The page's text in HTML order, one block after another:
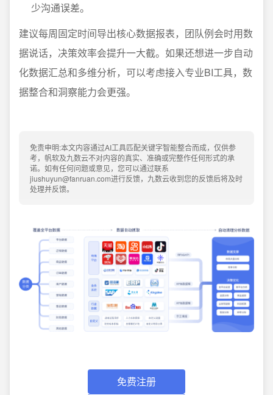
少沟通误差。
建议每周固定时间导出核心数据报表，团队例会时用数
据说话，决策效率会提升一大截。如果还想进一步自动
化数据汇总和多维分析，可以考虑接入专业BI工具，数
据整合和洞察能力会更强。
免责申明:本文内容通过AI工具匹配关键字智能整合而成，仅供参
考，帆软及九数云不对内容的真实、准确或完整作任何形式的承
诺。如有任何问题或意见，您可以通过联系
jiushuyun@fanruan.com进行反馈，九数云收到您的反馈后将及时
处理并反馈。
免费注册